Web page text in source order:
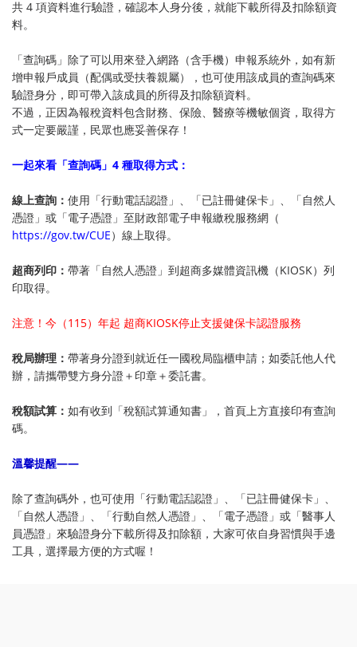
共 4 項資料進行驗證，確認本人身分後，就能下載所得及扣除額資
料。
「查詢碼」除了可以用來登入網路（含手機）申報系統外，如有新
增申報戶成員（配偶或受扶養親屬），也可使用該成員的查詢碼來
驗證身分，即可帶入該成員的所得及扣除額資料。
不過，正因為報稅資料包含財務、保險、醫療等機敏個資，取得方
式一定要嚴謹，民眾也應妥善保存！
一起來看「查詢碼」4 種取得方式：
線上查詢 ： 使用「行動電話認證」、「已註冊健保卡」、「自然人
憑證」或「電子憑證」至財政部電子申報繳稅服務網（
https://gov.tw/CUE）線上取得。
超商列印 ： 帶著「自然人憑證」到超商多媒體資訊機（KIOSK）列
印取得。
注意！今（115）年起 超商KIOSK停止支援健保卡認證服務
稅局辦理 ： 帶著身分證到就近任一國稅局臨櫃申請；如委託他人代
辦，請攜帶雙方身分證＋印章＋委託書。
稅額試算 ： 如有收到「稅額試算通知書」，首頁上方直接印有查詢
碼。
溫馨提醒——
除了查詢碼外，也可使用「行動電話認證」、「已註冊健保卡」、
「自然人憑證」、「行動自然人憑證」、「電子憑證」或「醫事人
員憑證」來驗證身分下載所得及扣除額，大家可依自身習慣與手邊
工具，選擇最方便的方式喔！